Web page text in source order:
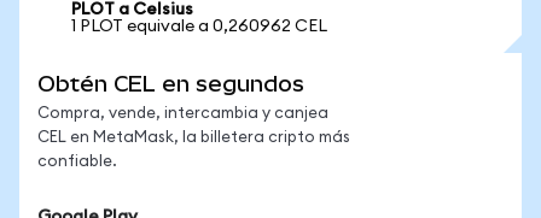
PLOT a Celsius
1 PLOT equivale a 0,260962 CEL
Obtén CEL en segundos
Compra, vende, intercambia y canjea
CEL en MetaMask, la billetera cripto más
confiable.